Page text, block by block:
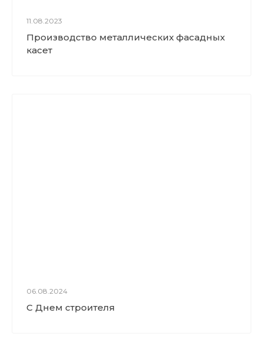
11.08.2023
Производство металлических фасадных
касет
06.08.2024
С Днем строителя